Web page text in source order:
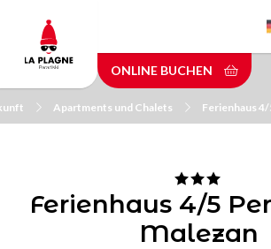
main
content
ONLINE BUCHEN
Apartments und Chalets Ferienhaus
Ferienhaus 4/5
Malezan